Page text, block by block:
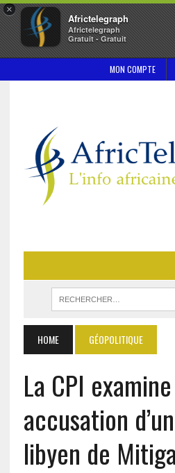
×
Africtelegraph
Africtelegraph
Gratuit - Gratuit
MON COMPTE
HOME GÉOPOLITIQUE
La CPI
accusation
libyen de